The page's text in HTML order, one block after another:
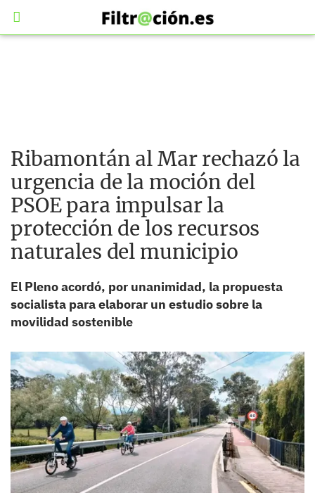
Ribamontán al Mar rechazó la
urgencia de la moción del
PSOE para impulsar la
protección de los recursos
naturales del municipio
El Pleno acordó, por unanimidad, la propuesta
socialista para elaborar un estudio sobre la
movilidad sostenible